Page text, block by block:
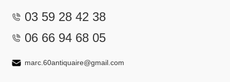
03 59 28 42 38
06 66 94 68 05
marc.60antiquaire@gmail.com